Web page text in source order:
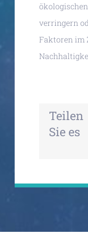
verringern
Faktoren im
Teilen
Sie es